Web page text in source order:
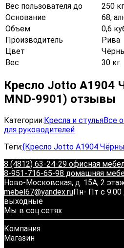
Вес пользователя до
250 кг
Основание
68,
Объем
0,6
Производитель
Рива
Цвет
Вес
30 кг
Кресло Jotto A1904
MND-9901) отзывы
Категории:Кресла и стульяВсе
для руководителей
Теги:{Кресло Jotto A1904
8 (4812) 63-24-29 офисная
8-951-716-65-98 домашняя
Ново-Московская, д. 15А, 2
mebel67@yandex.ruПн- Пт с 9.00
выходные
Мы в соц.сетях
Компания
Магазин